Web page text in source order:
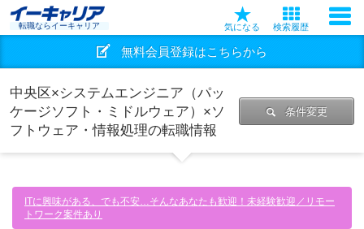
転職ならイーキャリア 気になる 検索履歴
無料会員登録はこちらから
中央区×システムエンジニア（パッ
ケージソフト・ミドルウェア）×ソ
フトウェア・情報処理の転職情報
条件変更
ITに興味がある、でも不安…そんなあなたも歓迎！未経験歓迎／リモー
トワーク案件あり